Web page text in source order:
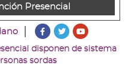
Presencial
???
Ir
a
???
Ir
Ir
disponen de sistema
sordas